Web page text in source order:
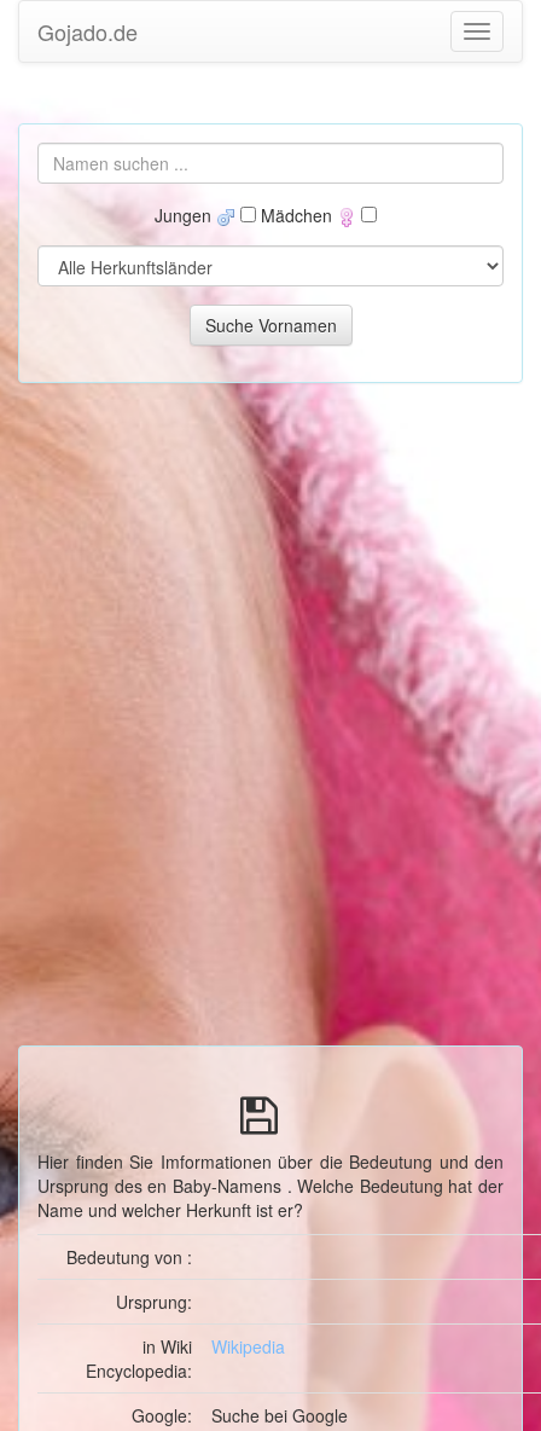
Gojado.de
Jungen Mädchen
Hier finden Sie Imformationen über die Bedeutung und den
Ursprung des en Baby-Namens . Welche Bedeutung hat der
Name und welcher Herkunft ist er?
Bedeutung von :
Ursprung:
in Wiki
Encyclopedia:
Wikipedia
Google: Suche bei Google